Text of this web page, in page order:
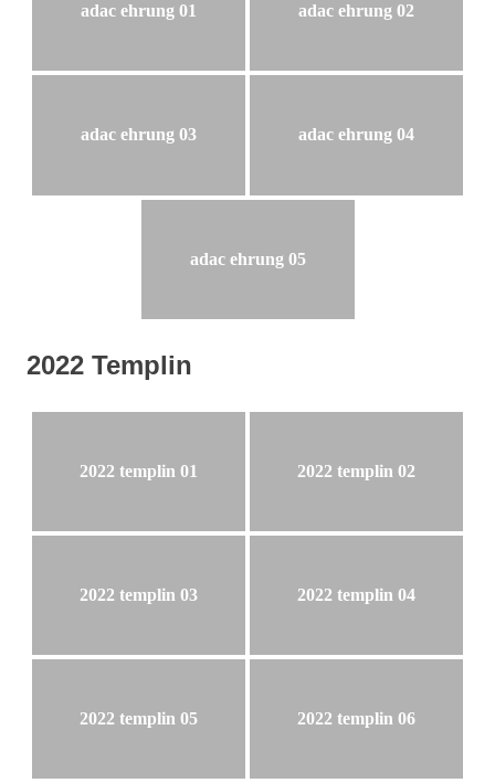
adac ehrung 01 adac ehrung 02
adac ehrung 03 adac ehrung 04
adac ehrung 05
2022 Templin
2022 templin 01 2022 templin 02
2022 templin 03 2022 templin 04
2022 templin 05 2022 templin 06